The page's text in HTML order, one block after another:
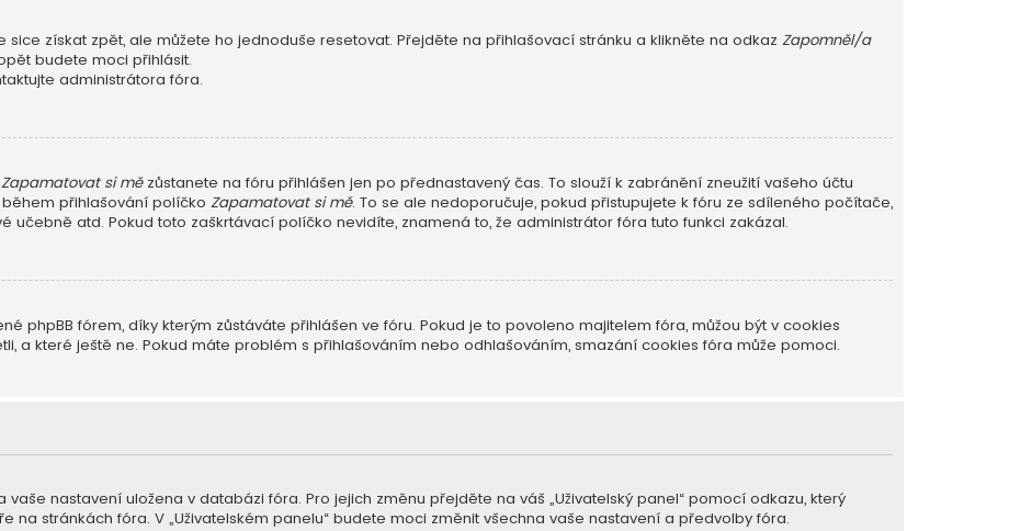
získat zpět, ale můžete ho jednoduše resetovat. Přejděte na přihlašovací stránku a klikněte na odkaz Zapomněl/a
budete moci přihlásit.
administrátora fóra.
Zapamatovat si mězůstanete na fóru přihlášen jen po přednastavený čas. To slouží k zabránění zneužití vašeho účtu
během přihlašování políčko Zapamatovat si mě. To se ale nedoporučuje, pokud přistupujete k fóru ze sdíleného počítače,
učebně atd. Pokud toto zaškrtávací políčko nevidíte, znamená to, že administrátor fóra tuto funkci zakázal.
phpBB fórem, díky kterým zůstáváte přihlášen ve fóru. Pokud je to povoleno majitelem fóra, můžou být v cookies
a které ještě ne. Pokud máte problém s přihlašováním nebo odhlašováním, smazání cookies fóra může pomoci.
nastavení uložena v databázi fóra. Pro jejich změnu přejděte na váš „Uživatelský panel“ pomocí odkazu, který
na stránkách fóra. V „Uživatelském panelu“ budete moci změnit všechna vaše nastavení a předvolby fóra.